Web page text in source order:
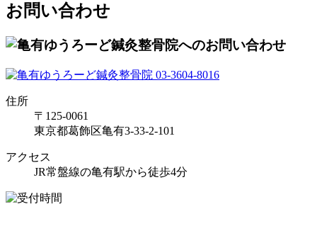
お問い合わせ
住所
〒125-0061
東京都葛飾区亀有3-33-2-101
アクセス
JR常盤線の亀有駅から徒歩4分